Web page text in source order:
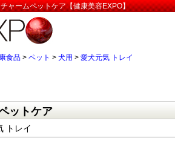
ャームペットケア【健康美容EXPO】
食品 > ペット > 犬用 > 愛犬元気 トレイ
ットケア
トレイ